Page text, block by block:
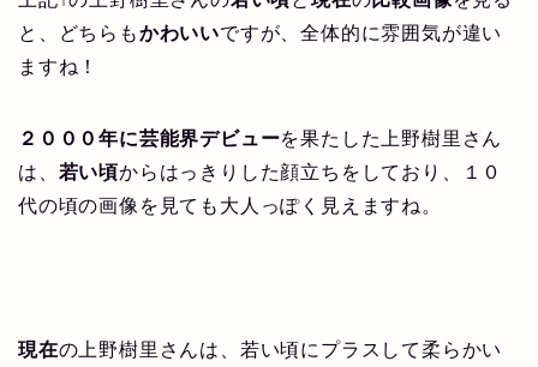
と、どちらもかわいいですが、全体的に雰囲気が違い
ますね！
２０００年に芸能界デビューを果たした上野樹里さん
は、 若い頃からはっきりした顔立ちをしており、１０
代の頃の画像を見ても大人っぽく見えますね。
現在の上野樹里さんは、若い頃にプラスして柔らかい